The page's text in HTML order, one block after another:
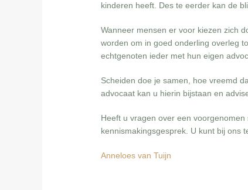
kinderen heeft. Des te eerder kan de
Wanneer mensen er voor kiezen zich
worden om in goed onderling overleg
echtgenoten ieder met hun eigen
Scheiden doe je samen, hoe vreemd
advocaat kan u hierin bijstaan en
Heeft u vragen over een
kennismakingsgesprek. U kunt bij ons
Anneloes van Tuijn